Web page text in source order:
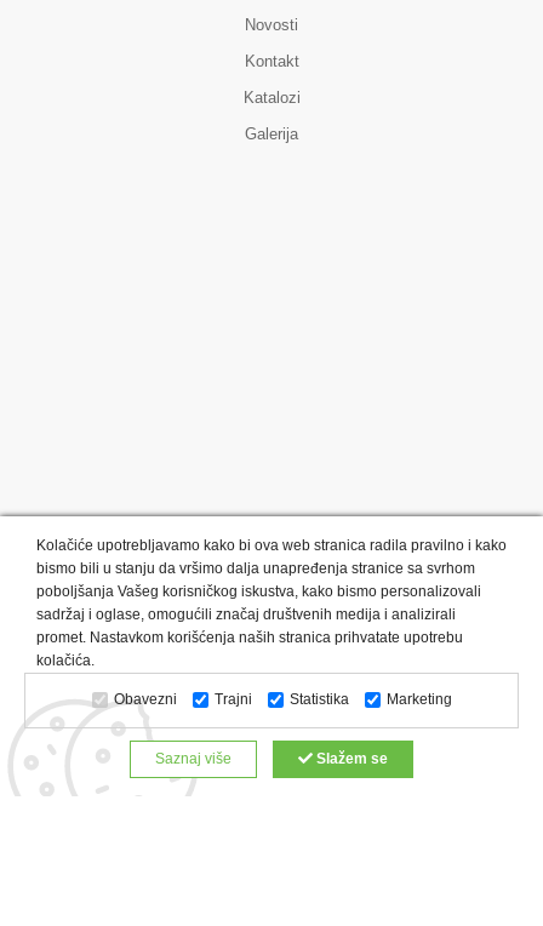
Novosti
Kontakt
Katalozi
Galerija
Kategorije proizvoda: Olovke i markeri
Privesci i trakice
Upaljači
USB Tehnologija Tekstil
Kačketi i kape
Notesi i rokovnici
Kancelarija Satovi
Kišobrani
Torbe i putovanja
Kuhinjski setovi
Alati i oprema
Relaksacija, lepota i zdravlje
Kalendari
Custom proizvodi
Digitalna štampa
Kolačiće upotrebljavamo kako bi ova web stranica radila pravilno i kako
bismo bili u stanju da vršimo dalja unapređenja stranice sa svrhom
poboljšanja Vašeg korisničkog iskustva, kako bismo personalizovali
sadržaj i oglase, omogućili značaj društvenih medija i analizirali
promet. Nastavkom korišćenja naših stranica prihvatate upotrebu
kolačića.
Obavezni Trajni Statistika Marketing
Saznaj više Slažem se